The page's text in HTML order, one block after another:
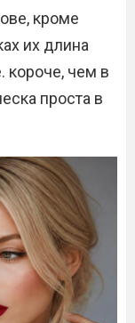
кроме
их длина
короче, чем в
проста в